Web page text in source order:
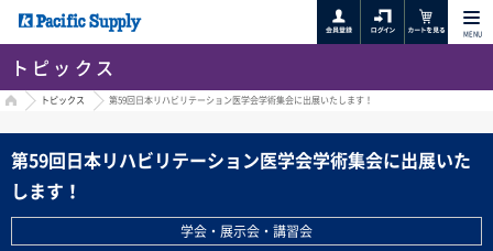
MENU
トピックス
HOME トピックス 第59回日本リハビリテーション医学会学術集会に出展いたします！
第59回日本リハビリテーション医学会学術集会に出展いた
します！
学会・展示会・講習会